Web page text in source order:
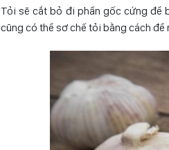
Tỏi sẽ cắt bỏ đi phần gốc cứng để
cũng có thể sơ chế tỏi bằng cách để